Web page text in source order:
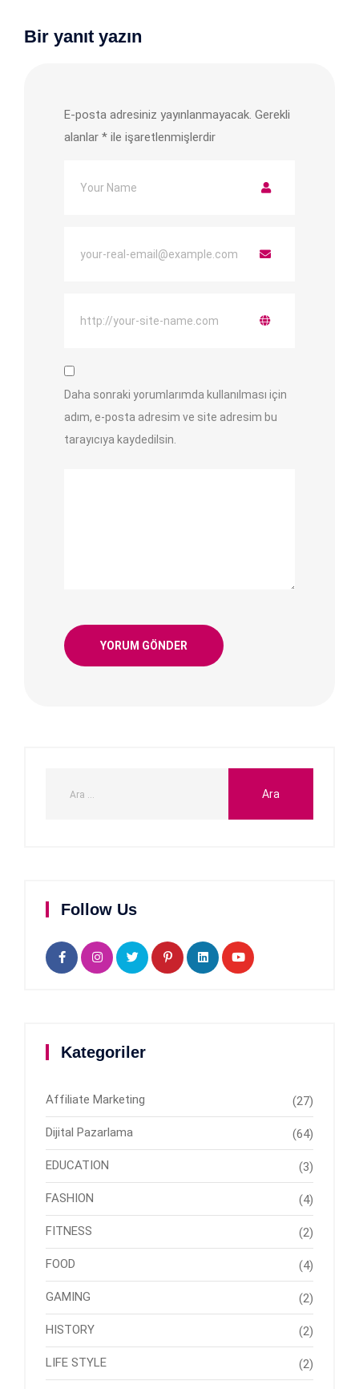
Bir yanıt yazın
E-posta adresiniz yayınlanmayacak. Gerekli
alanlar * ile işaretlenmişlerdir
Daha sonraki yorumlarımda kullanılması için
adım, e-posta adresim ve site adresim bu
tarayıcıya kaydedilsin.
Follow Us
Kategoriler
Affiliate Marketing (27)
Dijital Pazarlama (64)
EDUCATION (3)
FASHION (4)
FITNESS (2)
FOOD (4)
GAMING (2)
HISTORY (2)
LIFE STYLE (2)